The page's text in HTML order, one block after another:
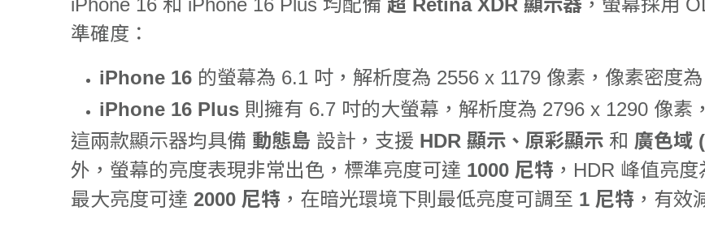
iPhone 16 和 iPhone 16 Plus 均配備 超 Retina XDR 顯示器 ，螢幕採用
準確度：
iPhone 16 的螢幕為 6.1 吋，解析度為 2556 x 1179 像素，像素密度為
iPhone 16 Plus 則擁有 6.7 吋的大螢幕，解析度為 2796 x 1290 像素
這兩款顯示器均具備 動態島 設計，支援 HDR 顯示、原彩顯示 和 廣色域
外，螢幕的亮度表現非常出色，標準亮度可達 1000 尼特 ，HDR 峰值亮度
最大亮度可達 2000 尼特 ，在暗光環境下則最低亮度可調至 1 尼特 ，有效